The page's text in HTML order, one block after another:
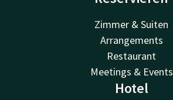
Zimmer & Suiten
Arrangements
Restaurant
Meetings & Events
Hotel